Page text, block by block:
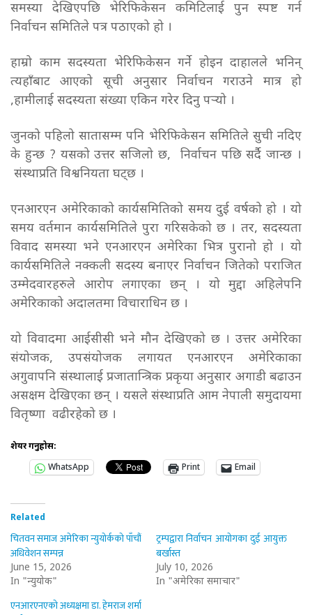
समस्या देखिएपछि भेरिफिकेसन कमिटिलाई पुन स्पष्ट गर्न
निर्वाचन समितिले पत्र पठाएको हो ।
हाम्रो काम सदस्यता भेरिफिकेसन गर्ने होइन दाहालले भनिन्
त्यहाँबाट आएको सूची अनुसार निर्वाचन गराउने मात्र हो
,हामीलाई सदस्यता संख्या एकिन गरेर दिनु पर्‍यो ।
जुनको पहिलो सातासम्म पनि भेरिफिकेसन समितिले सुची नदिए
के हुन्छ ? यसको उत्तर सजिलो छ, निर्वाचन पछि सर्दै जान्छ ।
संस्थाप्रति विश्वनियता घट्छ ।
एनआरएन अमेरिकाको कार्यसमितिको समय दुई वर्षको हो । यो
समय वर्तमान कार्यसमितिले पुरा गरिसकेको छ । तर, सदस्यता
विवाद समस्या भने एनआरएन अमेरिका भित्र पुरानो हो । यो
कार्यसमितिले नक्कली सदस्य बनाएर निर्वाचन जितेको पराजित
उम्मेदवारहरुले आरोप लगाएका छन् । यो मुद्दा अहिलेपनि
अमेरिकाको अदालतमा विचाराधिन छ ।
यो विवादमा आईसीसी भने मौन देखिएको छ । उत्तर अमेरिका
संयोजक, उपसंयोजक लगायत एनआरएन अमेरिकाका
अगुवापनि संस्थालाई प्रजातान्त्रिक प्रकृया अनुसार अगाडी बढाउन
असक्षम देखिएका छन् । यसले संस्थाप्रति आम नेपाली समुदायमा
वितृष्णा वढीरहेको छ ।
शेयर गर्नुहोस:
WhatsApp
Print Email
Related
चितवन समाज अमेरिका न्युयोर्कको पाँचौं
अधिवेशन सम्पन्न
June 15, 2026
In "न्युयोर्क"
ट्रम्पद्वारा निर्वाचन आयोगका दुई आयुक्त
बर्खास्त
July 10, 2026
In "अमेरिका समाचार"
एनआरएनएको अध्यक्षमा डा. हेमराज शर्मा